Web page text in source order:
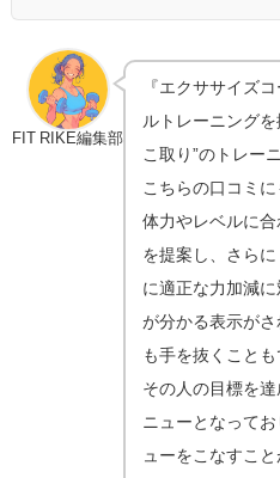
FIT RIKE編集部
『エクササイズ
ルトレーニング
こ取り”のトレー
こちらの口コミ
体力やレベルに
を提案し、さら
に適正な力加減
が分かる表示が
も手を抜くことも
その人の目標を
ニューとなって
ューをこなすこと